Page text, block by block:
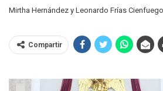
Mirtha Hernández y Leonardo Frías
Compartir